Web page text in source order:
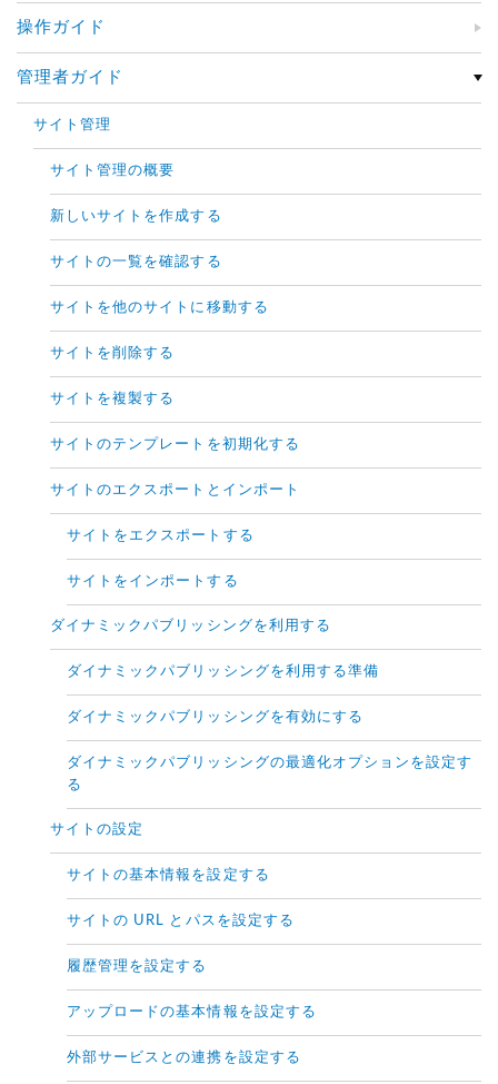
操作ガイド
管理者ガイド
サイト管理
サイト管理の概要
新しいサイトを作成する
サイトの一覧を確認する
サイトを他のサイトに移動する
サイトを削除する
サイトを複製する
サイトのテンプレートを初期化する
サイトのエクスポートとインポート
サイトをエクスポートする
サイトをインポートする
ダイナミックパブリッシングを利用する
ダイナミックパブリッシングを利用する準備
ダイナミックパブリッシングを有効にする
ダイナミックパブリッシングの最適化オプションを設定す
る
サイトの設定
サイトの基本情報を設定する
サイトの URL とパスを設定する
履歴管理を設定する
アップロードの基本情報を設定する
外部サービスとの連携を設定する